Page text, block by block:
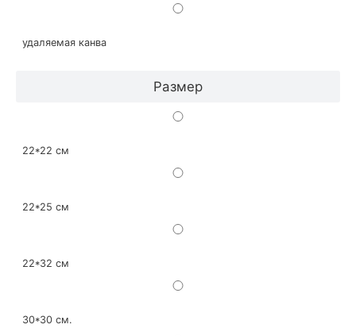
удаляемая канва
Размер
22*22 см
22*25 см
22*32 см
30*30 см.